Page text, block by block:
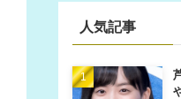
人気記事